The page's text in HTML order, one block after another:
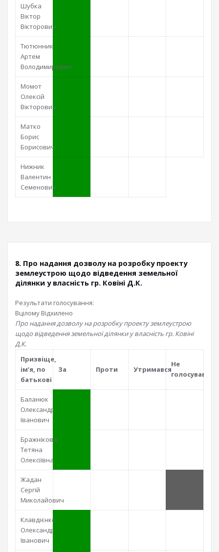
Шубка
Віктор
Вікторович
Тютюнник
Артем
Володимирович
Момот
Олексій
Вікторович
Матко
Борис
Борисович
Нижник
Валентин
Семенович
8. Про надання дозволу на розробку проекту
землеустрою щодо відведення земельної
ділянки у власність гр. Ковіні Д.К.
Результати голосування:
Вцілому Відхилено
Про надання дозволу на розробку проекту землеустрою
щодо відведення земельної ділянки у власність гр. Ковіні
Д.К.
Призвiще,
iм’я, по
батьковi
За Проти Утримався
Не
голосував
Баланюк
Олександр
Іванович
Бражнікова
Тетяна
Олексіївна
Жадан
Сергій
Миколайович
Клавдієнко
Олександр
Іванович